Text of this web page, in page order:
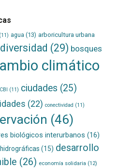
(11) agua (13) arboricultura urbana
(29) bosques
climático
CBI (11) ciudades (25)
(22) conectividad (11)
(46)
biológicos interurbanos (16)
(15) desarrollo
(26) economía solidaria (12)